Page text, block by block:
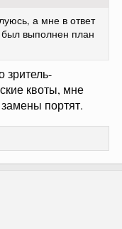
а мне в ответ
был выполнен план
зритель-
квоты, мне
портят.